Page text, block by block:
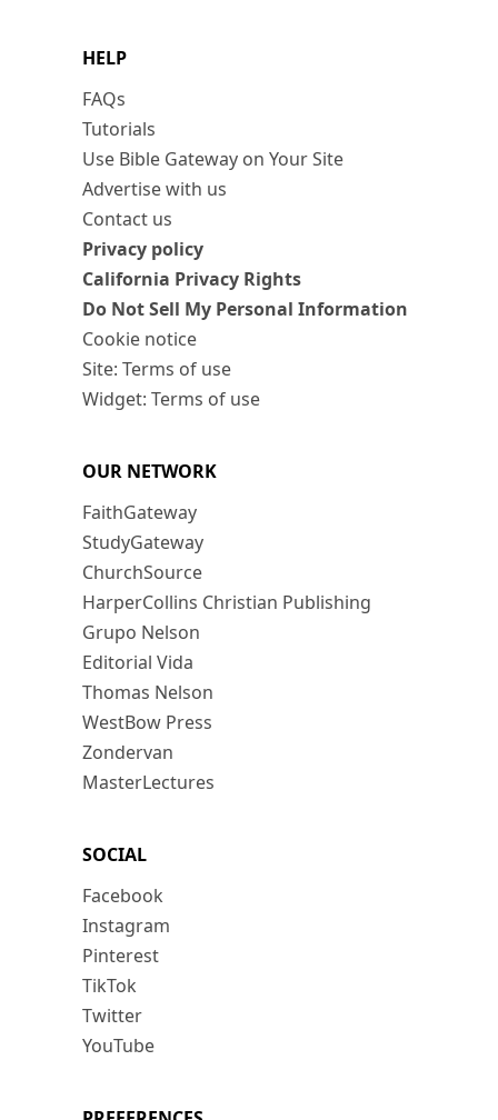
HELP
FAQs
Tutorials
Use Bible Gateway on Your Site
Advertise with us
Contact us
Privacy policy
California Privacy Rights
Do Not Sell My Personal Information
Cookie notice
Site: Terms of use
Widget: Terms of use
OUR NETWORK
FaithGateway
StudyGateway
ChurchSource
HarperCollins Christian Publishing
Grupo Nelson
Editorial Vida
Thomas Nelson
WestBow Press
Zondervan
MasterLectures
SOCIAL
Facebook
Instagram
Pinterest
TikTok
Twitter
YouTube